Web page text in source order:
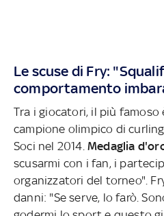
Le scuse di Fry:
comportamento
Tra i giocatori, il più famoso
campione olimpico di
Soci nel 2014. Medaglia
scusarmi con i fan, i
organizzatori del torneo".
danni: "Se serve, lo farò.